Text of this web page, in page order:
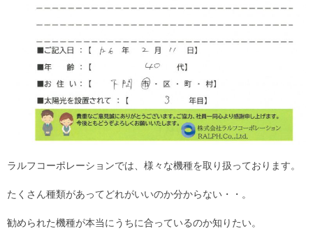
ラルフコーポレーションでは、様々な機種を取り扱っております。
たくさん種類があってどれがいいのか分からない・・。
勧められた機種が本当にうちに合っているのか知りたい。